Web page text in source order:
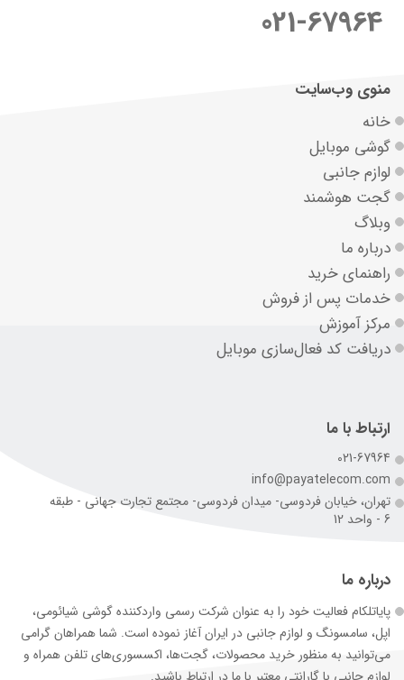
021-67964
منوی وب‌سایت
خانه
گوشی موبایل
لوازم جانبی
گجت هوشمند
وبلاگ
درباره ما
راهنمای خرید
خدمات پس از فروش
مرکز آموزش
دریافت کد فعال‌سازی موبایل
ارتباط با ما
021-67964
info@payatelecom.com
تهران، خیابان فردوسی- میدان فردوسی- مجتمع تجارت جهانی - طبقه
6 - واحد 12
درباره ما
پایاتلکام فعالیت خود را به عنوان شرکت رسمی وارد‌کننده گوشی شیائومی،
اپل، سامسونگ و لوازم جانبی در ایران آغاز نموده است. شما همراهان گرامی
می‌توانید به منظور خرید محصولات، گجت‌ها، اکسسوری‌های تلفن همراه و